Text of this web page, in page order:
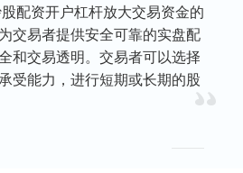
配资开户杠杆放大交易资金的
交易者提供安全可靠的实盘配
和交易透明。交易者可以选择
受能力，进行短期或长期的股